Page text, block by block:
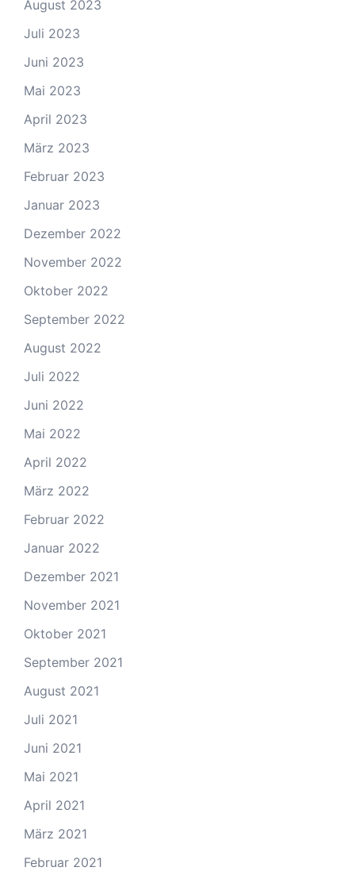
August 2023
Juli 2023
Juni 2023
Mai 2023
April 2023
März 2023
Februar 2023
Januar 2023
Dezember 2022
November 2022
Oktober 2022
September 2022
August 2022
Juli 2022
Juni 2022
Mai 2022
April 2022
März 2022
Februar 2022
Januar 2022
Dezember 2021
November 2021
Oktober 2021
September 2021
August 2021
Juli 2021
Juni 2021
Mai 2021
April 2021
März 2021
Februar 2021